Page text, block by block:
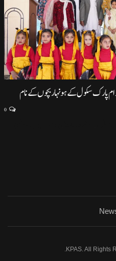
پارک سکول کے ہونہار بچوں کے نام
0